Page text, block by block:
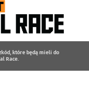
które będą mieli do
Race.